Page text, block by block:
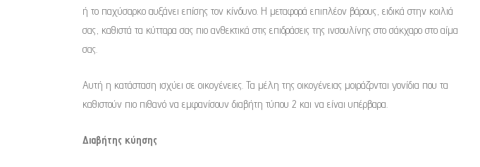
ή το παχύσαρκο αυξάνει επίσης τον κίνδυνο. Η μεταφορά επιπλέον βάρους, ειδικά στην κοιλιά
σας, καθιστά τα κύτταρα σας πιο ανθεκτικά στις επιδράσεις της ινσουλίνης στο σάκχαρο στο αίμα
σας.
Αυτή η κατάσταση ισχύει σε οικογένειες. Τα μέλη της οικογένειας μοιράζονται γονίδια που τα
καθιστούν πιο πιθανό να εμφανίσουν διαβήτη τύπου 2 και να είναι υπέρβαρα.
Διαβήτης κύησης